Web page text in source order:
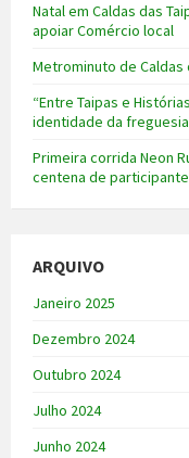
Natal em Caldas das
apoiar Comércio local
Metrominuto de Caldas
“Entre Taipas e
identidade da freguesia
Primeira corrida Neon
centena de
ARQUIVO
Janeiro 2025
Dezembro 2024
Outubro 2024
Julho 2024
Junho 2024